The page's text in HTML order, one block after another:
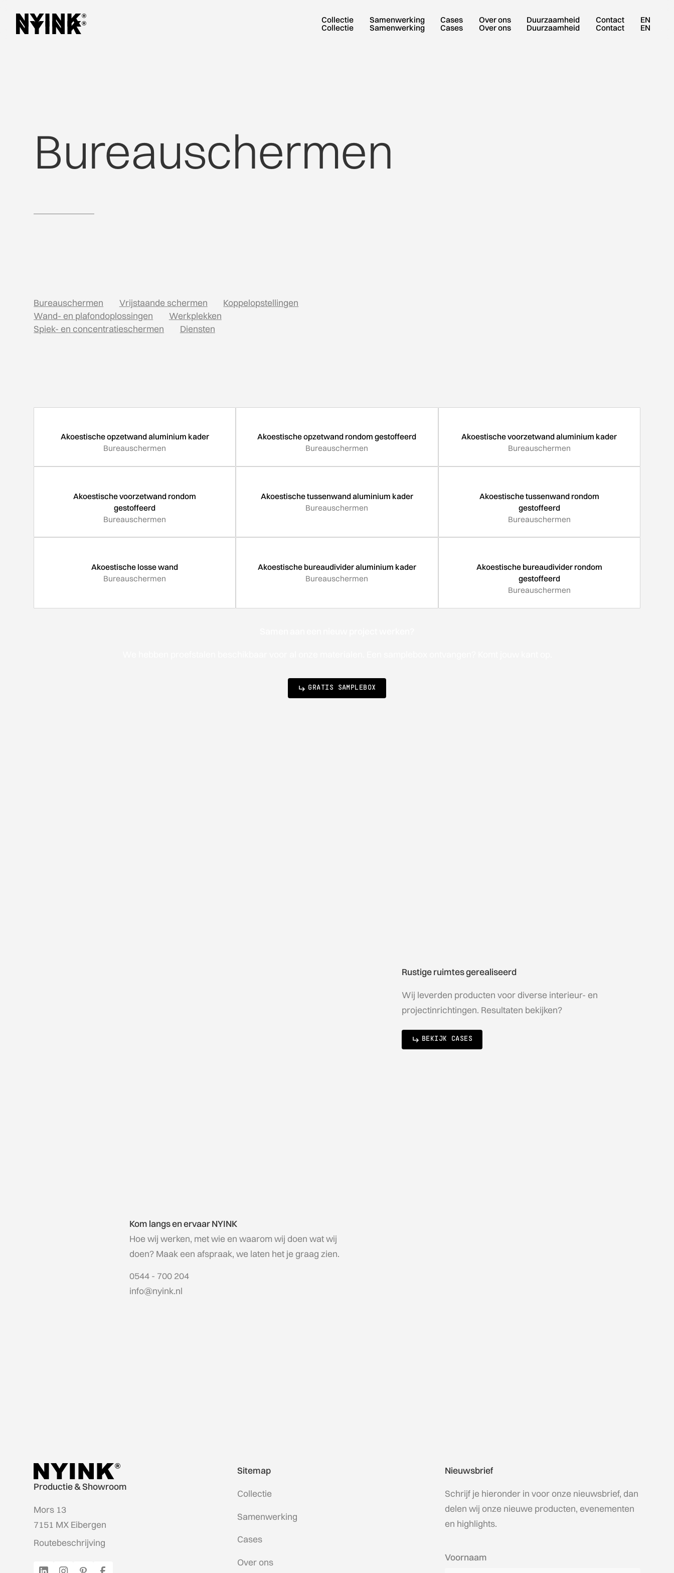
Collectie Samenwerking Cases Over ons Duurzaamheid Contact EN
Collectie Samenwerking Cases Over ons Duurzaamheid Contact EN
Bureauschermen
Bureauschermen Vrijstaande schermen
Koppelopstellingen
Wand- en plafondoplossingen
Werkplekken
Spiek- en concentratieschermen
Diensten
Akoestische opzetwand aluminium kader
Bureauschermen
Akoestische opzetwand rondom gestoffeerd
Bureauschermen
Akoestische voorzetwand aluminium kader
Bureauschermen
Akoestische voorzetwand rondom
gestoffeerd
Bureauschermen
Akoestische tussenwand aluminium kader
Bureauschermen
Akoestische tussenwand rondom
gestoffeerd
Bureauschermen
Akoestische losse wand
Bureauschermen
Akoestische bureaudivider aluminium kader
Bureauschermen
Akoestische bureaudivider rondom
gestoffeerd
Bureauschermen
GRATIS SAMPLEBOX
Rustige ruimtes gerealiseerd
Wij leverden producten voor diverse interieur- en
projectinrichtingen. Resultaten bekijken?
BEKIJK CASES
Kom langs en ervaar NYINK
Hoe wij werken, met wie en waarom wij doen wat wij
doen? Maak een afspraak, we laten het je graag zien.
0544 - 700 204
info@nyink.nl
Productie & Showroom
Mors 13
7151 MX Eibergen
Routebeschrijving
Sitemap
Collectie
Samenwerking
Cases
Over ons
Nieuwsbrief
Schrijf je hieronder in voor onze nieuwsbrief, dan
delen wij onze nieuwe producten, evenementen
en highlights.
Voornaam